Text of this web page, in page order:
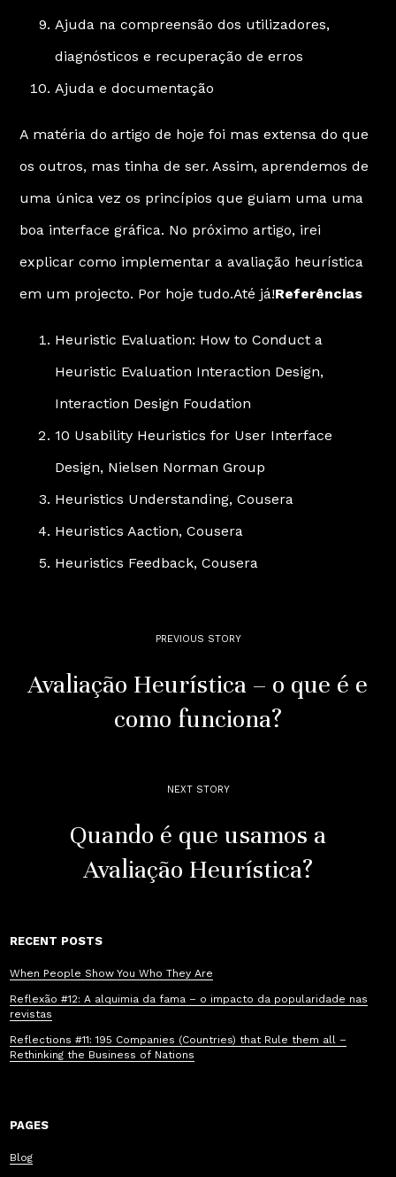
Ajuda na compreensão dos utilizadores,
diagnósticos e recuperação de erros
Ajuda e documentação
A matéria do artigo de hoje foi mas extensa do que
os outros, mas tinha de ser. Assim, aprendemos de
uma única vez os princípios que guiam uma uma
boa interface gráfica. No próximo artigo, irei
explicar como implementar a avaliação heurística
em um projecto. Por hoje tudo.Até já!Referências
Heuristic Evaluation: How to Conduct a
Heuristic Evaluation Interaction Design,
Interaction Design Foudation
10 Usability Heuristics for User Interface
Design, Nielsen Norman Group
Heuristics Understanding, Cousera
Heuristics Aaction, Cousera
Heuristics Feedback, Cousera
PREVIOUS STORY
Avaliação Heurística – o que é e
como funciona?
NEXT STORY
Quando é que usamos a
Avaliação Heurística?
RECENT POSTS
When People Show You Who They Are
Reflexão #12: A alquimia da fama – o impacto da popularidade nas
revistas
Reflections #11: 195 Companies (Countries) that Rule them all –
Rethinking the Business of Nations
PAGES
Blog